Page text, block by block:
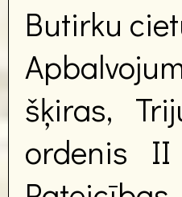
Butirku
šķiras,
ordenis II